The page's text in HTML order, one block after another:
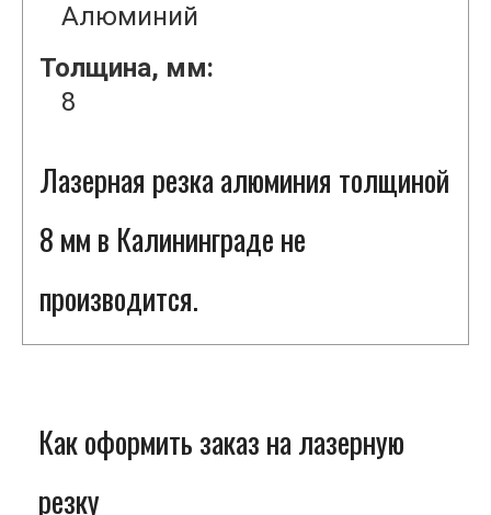
Алюминий
Толщина, мм:
8
Лазерная резка алюминия толщиной
8 мм в Калининграде не
производится.
Как оформить заказ на лазерную
резку